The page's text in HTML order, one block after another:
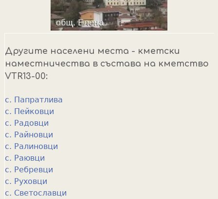
Другите населени места - кметски
наместничества в състава на кметство
VTR13-00:
с. Папратлива
с. Пейковци
с. Радовци
с. Райновци
с. Ралиновци
с. Раювци
с. Ребревци
с. Руховци
с. Светославци